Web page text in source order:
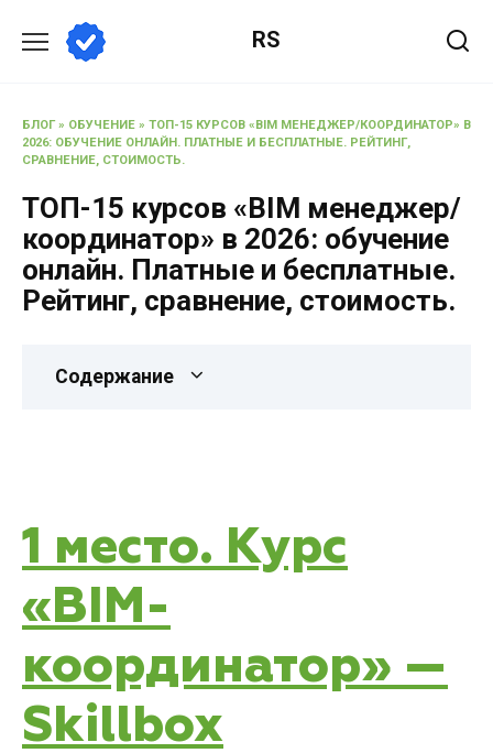
RS
БЛОГ» ОБУЧЕНИЕ » ТОП-15 КУРСОВ «BIM МЕНЕДЖЕР/КООРДИНАТОР» В
2026: ОБУЧЕНИЕ ОНЛАЙН. ПЛАТНЫЕ И БЕСПЛАТНЫЕ. РЕЙТИНГ,
СРАВНЕНИЕ, СТОИМОСТЬ.
ТОП-15 курсов «BIM менеджер/
координатор» в 2026: обучение
онлайн. Платные и бесплатные.
Рейтинг, сравнение, стоимость.
Содержание
1 место. Курс
«BIM-
координатор» —
Skillbox